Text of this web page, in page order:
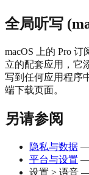
全局听写
macOS 上的 Pro
立的配套应用，它
写到任何应用程序
端下载页面。
另请参阅
隐私与数据
平台与设置
设置 > 语音